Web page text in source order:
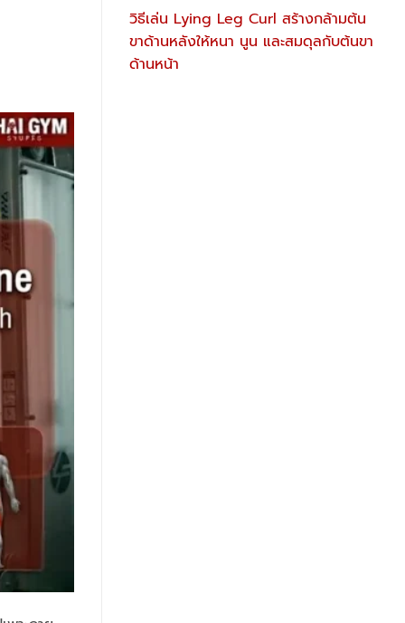
วิธีเล่น Lying Leg Curl สร้างกล้ามต้น
ขาด้านหลังให้หนา นูน และสมดุลกับต้นขา
ด้านหน้า